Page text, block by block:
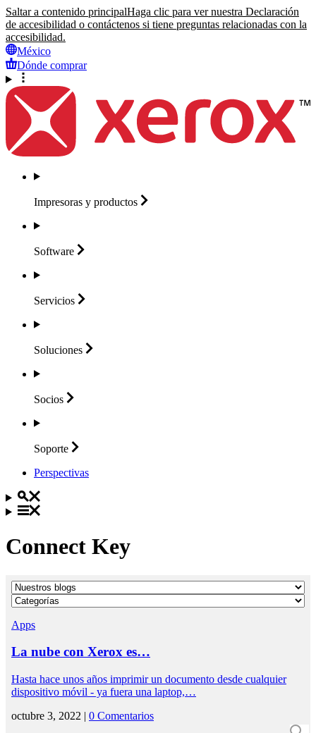
Saltar a contenido principalHaga clic para ver nuestra Declaración
de accesibilidad o contáctenos si tiene preguntas relacionadas con la
accesibilidad.
México
Dónde comprar
Impresoras y productos
Software
Servicios
Soluciones
Socios
Soporte
Perspectivas
Connect Key
Apps
La nube con Xerox es…
Hasta hace unos años imprimir un documento desde cualquier
dispositivo móvil - ya fuera una laptop,…
octubre 3, 2022 | 0 Comentarios